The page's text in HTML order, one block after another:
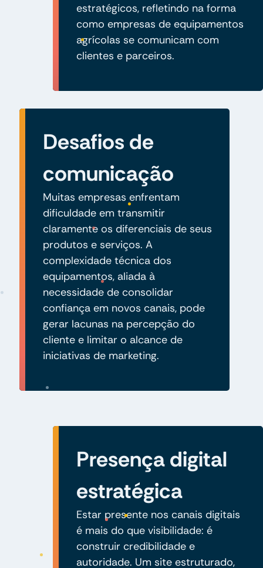
estratégicos, refletindo na forma
como empresas de equipamentos
agrícolas se comunicam com
clientes e parceiros.
Desafios de
comunicação
Muitas empresas enfrentam
dificuldade em transmitir
claramente os diferenciais de seus
produtos e serviços. A
complexidade técnica dos
equipamentos, aliada à
necessidade de consolidar
confiança em novos canais, pode
gerar lacunas na percepção do
cliente e limitar o alcance de
iniciativas de marketing.
Presença digital
estratégica
Estar presente nos canais digitais
é mais do que visibilidade: é
construir credibilidade e
autoridade. Um site estruturado,